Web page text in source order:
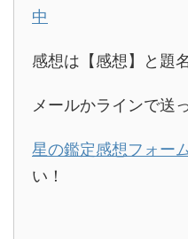
中
感想は【感想】と題
メールかラインで送
星の鑑定感想フォー
い！